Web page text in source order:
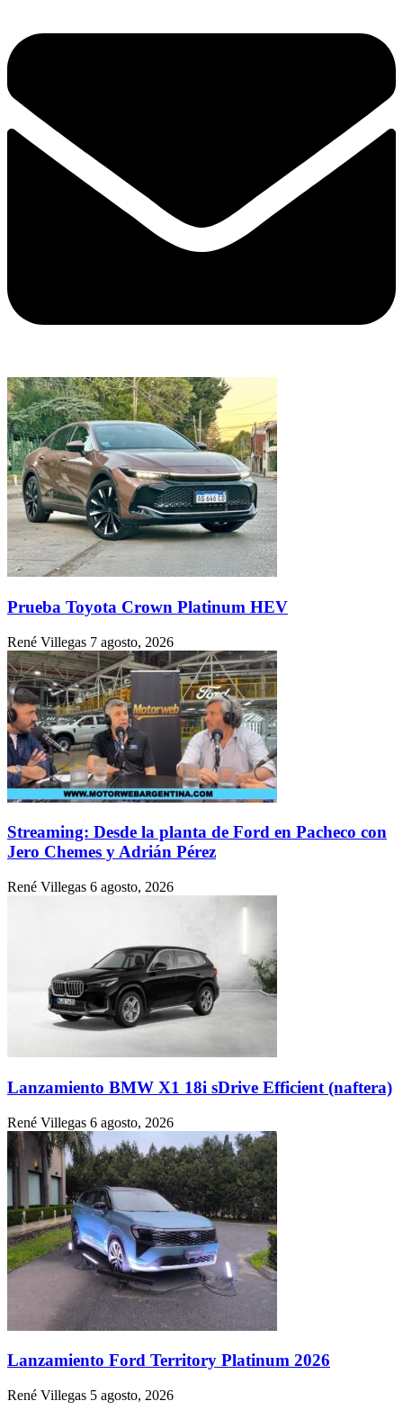
Prueba Toyota Crown Platinum HEV
René Villegas 7 agosto, 2026
Streaming: Desde la planta de Ford en Pacheco con
Jero Chemes y Adrián Pérez
René Villegas 6 agosto, 2026
Lanzamiento BMW X1 18i sDrive Efficient (naftera)
René Villegas 6 agosto, 2026
Lanzamiento Ford Territory Platinum 2026
René Villegas 5 agosto, 2026